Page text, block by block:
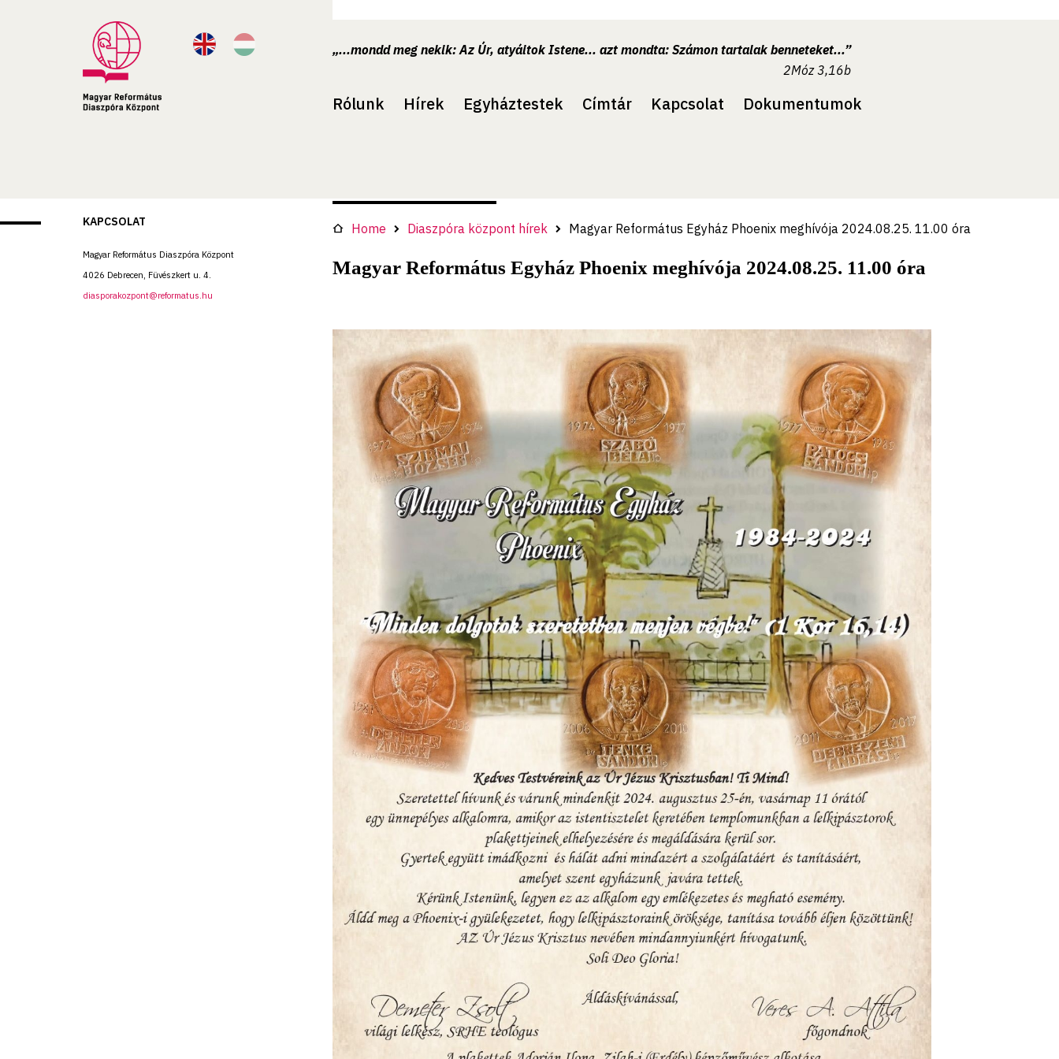
„...mondd meg nekik: Az Úr, atyáitok Istene... azt mondta: Számon tartalak benneteket...”
2Móz 3,16b
Rólunk Hírek Egyháztestek Címtár Kapcsolat Dokumentumok
KAPCSOLAT
Magyar Református Diaszpóra Központ
4026 Debrecen, Füvészkert u. 4.
diasporakozpont@reformatus.hu
Home Diaszpóra központ hírek Magyar Református Egyház Phoenix meghívója 2024.08.25. 11.00 óra
Magyar Református Egyház Phoenix meghívója 2024.08.25. 11.00 óra